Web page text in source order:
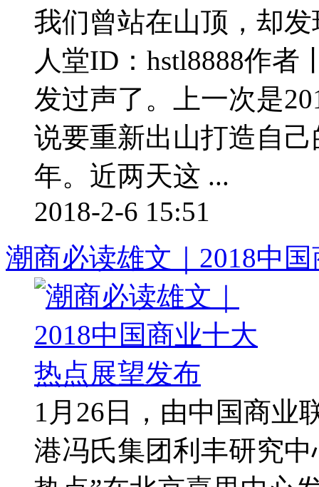
我们曾站在山顶，却
人堂ID：hstl8888作者
发过声了。上一次是
说要重新出山打造自
年。近两天这 ...
2018-2-6 15:51
潮商必读雄文｜2018中
1月26日，由中国商业
港冯氏集团利丰研究